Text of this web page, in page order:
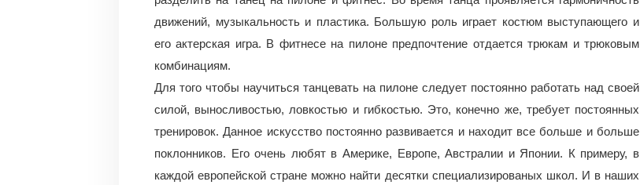
движений, музыкальность и пластика. Большую роль играет костюм выступающего и
его актерская игра. В фитнесе на пилоне предпочтение отдается трюкам и трюковым
комбинациям.
Для того чтобы научиться танцевать на пилоне следует постоянно работать над своей
силой, выносливостью, ловкостью и гибкостью. Это, конечно же, требует постоянных
тренировок. Данное искусство постоянно развивается и находит все больше и больше
поклонников. Его очень любят в Америке, Европе, Австралии и Японии. К примеру, в
каждой европейской стране можно найти десятки специализированых школ. И в наших